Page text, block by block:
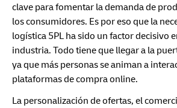
clave para fomentar la demanda de
los consumidores. Es por eso que la
logística 5PL ha sido un factor decisivo
industria. Todo tiene que llegar a la
ya que más personas se animan a
plataformas de compra online.
La personalización de ofertas, el